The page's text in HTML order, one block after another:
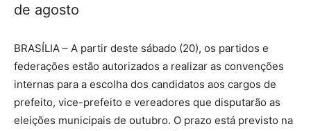
de agosto
BRASÍLIA – A partir deste sábado (20), os partidos e
federações estão autorizados a realizar as convenções
internas para a escolha dos candidatos aos cargos de
prefeito, vice-prefeito e vereadores que disputarão as
eleições municipais de outubro. O prazo está previsto na